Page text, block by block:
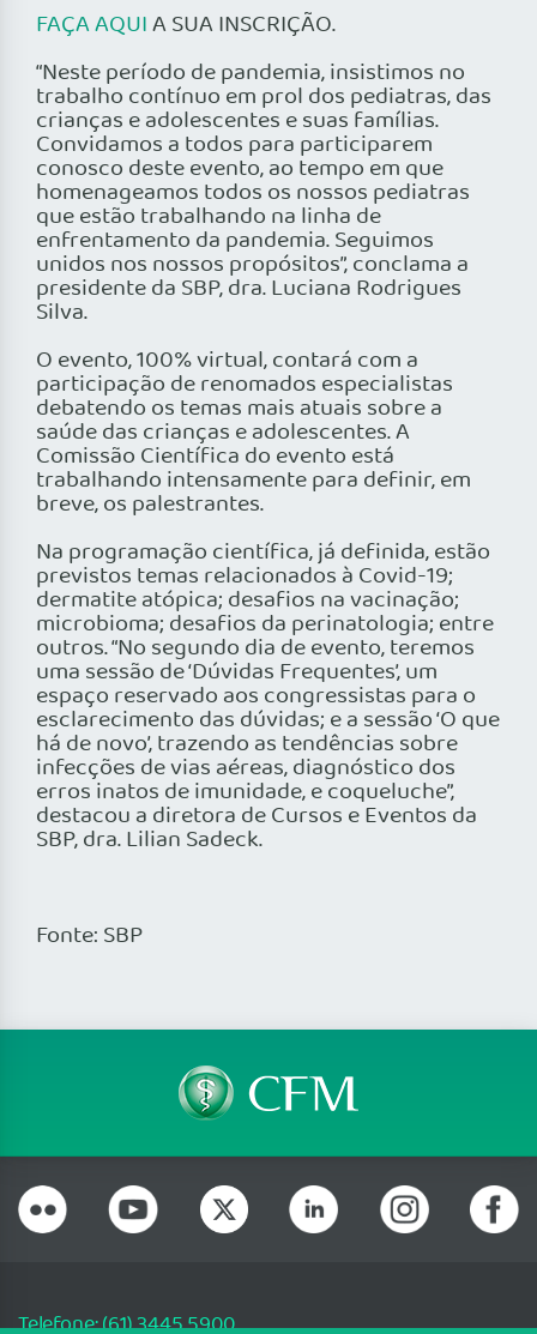
FAÇA AQUIA SUA INSCRIÇÃO.
“Neste período de pandemia, insistimos no
trabalho contínuo em prol dos pediatras, das
crianças e adolescentes e suas famílias.
Convidamos a todos para participarem
conosco deste evento, ao tempo em que
homenageamos todos os nossos pediatras
que estão trabalhando na linha de
enfrentamento da pandemia. Seguimos
unidos nos nossos propósitos”, conclama a
presidente da SBP, dra. Luciana Rodrigues
Silva.
O evento, 100% virtual, contará com a
participação de renomados especialistas
debatendo os temas mais atuais sobre a
saúde das crianças e adolescentes. A
Comissão Científica do evento está
trabalhando intensamente para definir, em
breve, os palestrantes.
Na programação científica, já definida, estão
previstos temas relacionados à Covid-19;
dermatite atópica; desafios na vacinação;
microbioma; desafios da perinatologia; entre
outros. “No segundo dia de evento, teremos
uma sessão de ‘Dúvidas Frequentes’, um
espaço reservado aos congressistas para o
esclarecimento das dúvidas; e a sessão ‘O que
há de novo’, trazendo as tendências sobre
infecções de vias aéreas, diagnóstico dos
erros inatos de imunidade, e coqueluche”,
destacou a diretora de Cursos e Eventos da
SBP, dra. Lilian Sadeck.
Fonte: SBP
Telefone: (61) 3445 5900